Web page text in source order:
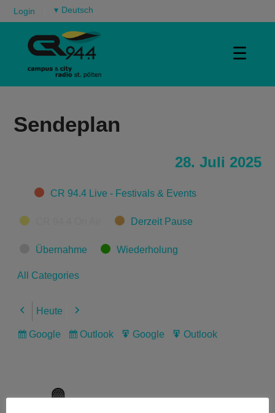
Login ▾
☰
Sendeplan
28. Juli 2025
CategoriesCR 94.4 Live - Festivals & Events
Derzeit Pause
Übernahme Wiederholung
All Categories
Previous
Heute Next
Subscribe
Google
Subscribe
Outlook
Export
Google
Export
Outlook